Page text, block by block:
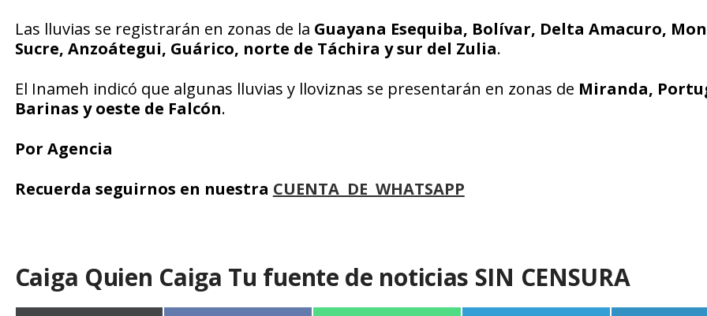
Las lluvias se registrarán en zonas de la Guayana Esequiba, Bolívar, Delta Amacuro,
Sucre, Anzoátegui, Guárico, norte de Táchira y sur del Zulia.
El Inameh indicó que algunas lluvias y lloviznas se presentarán en zonas de Miranda,
Barinas y oeste de Falcón.
Por Agencia
Recuerda seguirnos en nuestra CUENTA DE WHATSAPP
Caiga Quien Caiga Tu fuente de noticias SIN CENSURA